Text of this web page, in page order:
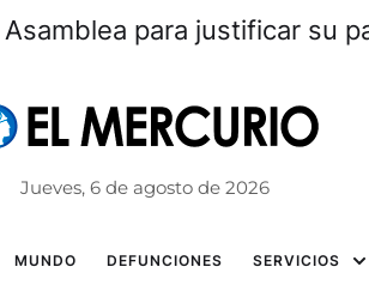
para justificar su
Jueves, 6 de agosto de 2026
MUNDO DEFUNCIONES SERVICIOS